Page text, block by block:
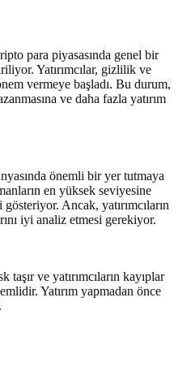
para piyasasında genel bir
Yatırımcılar, gizlilik ve
vermeye başladı. Bu durum,
ve daha fazla yatırım
önemli bir yer tutmaya
en yüksek seviyesine
Ancak, yatırımcıların
iyi analiz etmesi gerekiyor.
ve yatırımcıların kayıplar
Yatırım yapmadan önce